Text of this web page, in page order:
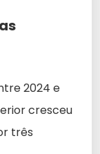
2024 e
cresceu
três